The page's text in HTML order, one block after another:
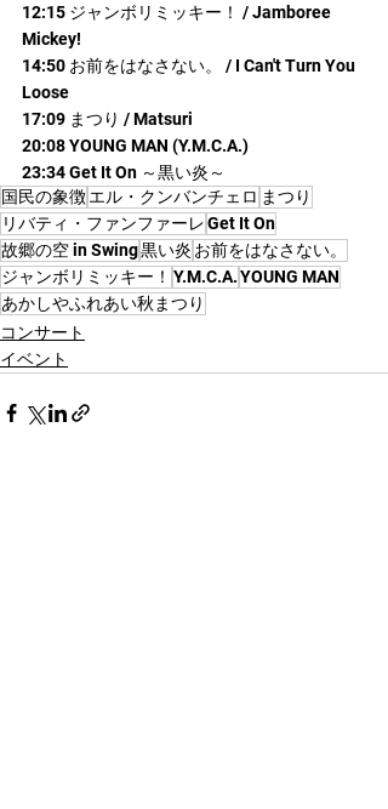
12:15 ジャンボリミッキー！ / Jamboree
Mickey!
14:50 お前をはなさない。 / I Can't Turn You
Loose
17:09 まつり / Matsuri
20:08 YOUNG MAN (Y.M.C.A.)
23:34 Get It On ～黒い炎～
国民の象徴エル・クンバンチェロ まつり
リバティ・ファンファーレGet It On
故郷の空 in Swing黒い炎 お前をはなさない。
ジャンボリミッキー！ Y.M.C.A.YOUNG MAN
あかしやふれあい秋まつり
コンサート
イベント